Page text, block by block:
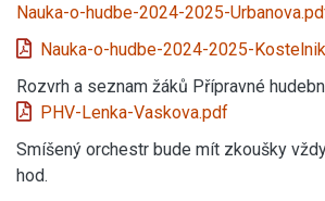
Nauka-o-hudbe-2024-2025-
Nauka-o-hudbe-2024-2025-
Rozvrh a seznam žáků Přípravné
PHV-Lenka-Vaskova.pdf
Smíšený orchestr bude mít zkoušky
hod.